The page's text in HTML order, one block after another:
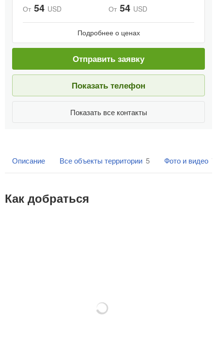
От 54 USD
От 54 USD
Подробнее о ценах
Отправить заявку
Показать телефон
Показать все контакты
Описание Все объекты территории 5 Фото и видео 7
Как добраться